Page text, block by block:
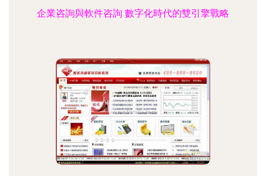
企業咨詢與軟件咨詢 數字化時代的雙引擎戰略